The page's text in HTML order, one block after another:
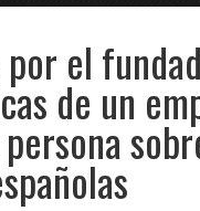
el
de un